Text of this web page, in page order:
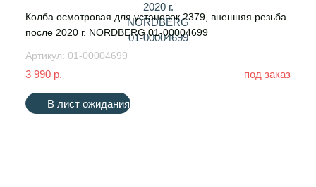
Колба осмотровая для установок 2379, внешняя резьба
после 2020 г. NORDBERG 01-00004699
Артикул: 01-00004699
3 990 р. под заказ
В лист ожидания